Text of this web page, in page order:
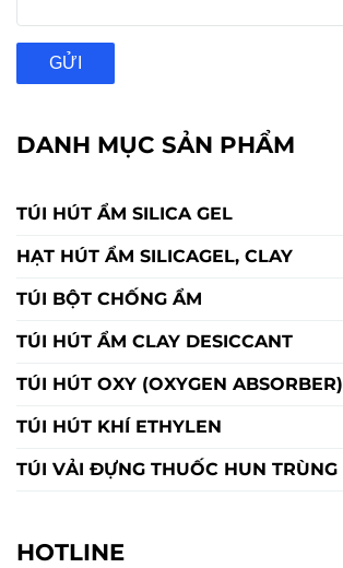
GỬI
DANH MỤC SẢN PHẨM
TÚI HÚT ẨM SILICA GEL
HẠT HÚT ẨM SILICAGEL, CLAY
TÚI BỘT CHỐNG ẨM
TÚI HÚT ẨM CLAY DESICCANT
TÚI HÚT OXY (OXYGEN ABSORBER)
TÚI HÚT KHÍ ETHYLEN
TÚI VẢI ĐỰNG THUỐC HUN TRÙNG
HOTLINE